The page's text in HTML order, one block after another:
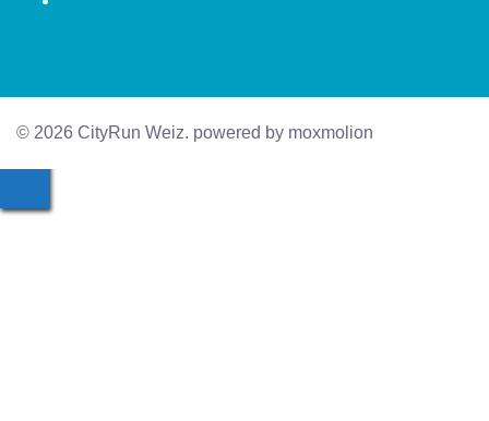
© 2026 CityRun Weiz. powered by moxmolion